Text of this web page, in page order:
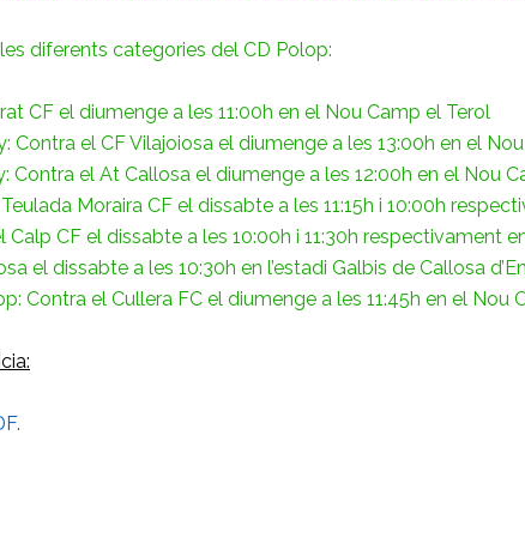
diferents categories del CD Polop:
CF el diumenge a les 11:00h en el Nou Camp el Terol
Contra el CF Vilajoiosa el diumenge a les 13:00h en el
Contra el At Callosa el diumenge a les 12:00h en el Nou
Moraira CF el dissabte a les 11:15h i 10:00h
Calp CF el dissabte a les 10:00h i 11:30h respectivament
el dissabte a les 10:30h en l’estadi Galbis de Callosa
Contra el Cullera FC el diumenge a les 11:45h en el Nou